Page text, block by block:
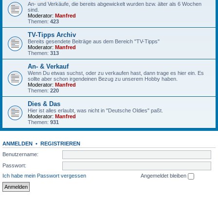
An- und Verkäufe, die bereits abgewickelt wurden bzw. älter als 6 Wochen
sind.
Moderator: Manfred
Themen: 423
TV-Tipps Archiv
Bereits gesendete Beiträge aus dem Bereich "TV-Tipps"
Moderator: Manfred
Themen: 313
An- & Verkauf
Wenn Du etwas suchst, oder zu verkaufen hast, dann trage es hier ein. Es
sollte aber schon irgendeinen Bezug zu unserem Hobby haben.
Moderator: Manfred
Themen: 220
Dies & Das
Hier ist alles erlaubt, was nicht in "Deutsche Oldies" paßt.
Moderator: Manfred
Themen: 931
ANMELDEN • REGISTRIEREN
Benutzername:
Passwort:
Ich habe mein Passwort vergessen
Angemeldet bleiben